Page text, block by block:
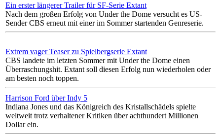
Ein erster längerer Trailer für SF-Serie Extant
Nach dem großen Erfolg von Under the Dome versucht es US-
Sender CBS erneut mit einer im Sommer startenden Genreserie.
Extrem vager Teaser zu Spielbergserie Extant
CBS landete im letzten Sommer mit Under the Dome einen
Überraschungshit. Extant soll diesen Erfolg nun wiederholen oder
am besten noch toppen.
Harrison Ford über Indy 5
Indiana Jones und das Königreich des Kristallschädels spielte
weltweit trotz verhaltener Kritiken über achthundert Millionen
Dollar ein.